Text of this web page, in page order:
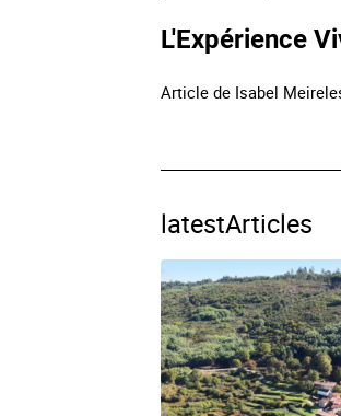
L'Expérience
Article de Isabel
latestArticles